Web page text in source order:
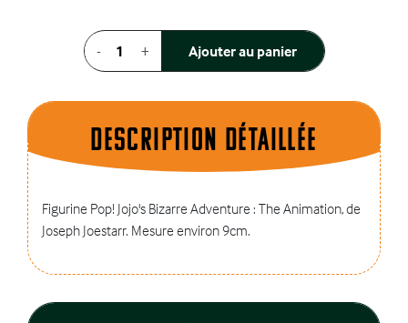
- + Ajouter au panier
Description dÉtaillÉe
Figurine Pop! Jojo's Bizarre Adventure : The Animation, de
Joseph Joestarr. Mesure environ 9cm.